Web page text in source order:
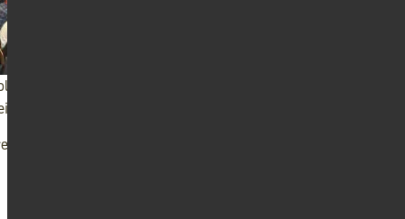
Einsätze und die
Grassilageernte.
über neue Entwicklungen und